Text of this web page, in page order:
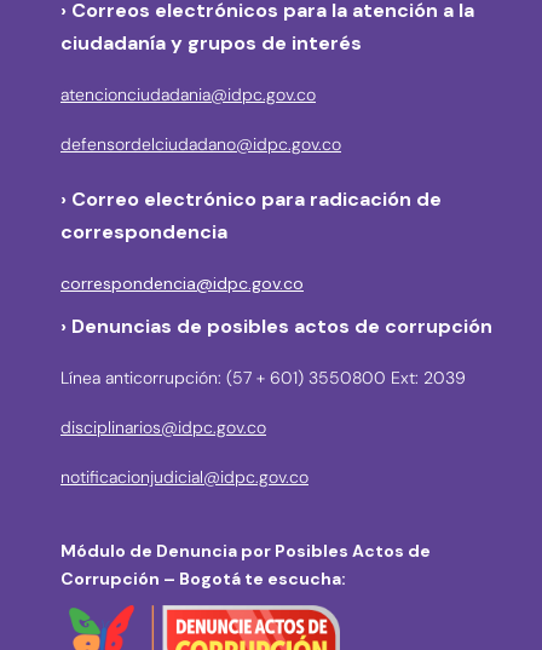
› Correos electrónicos para la atención a la
ciudadanía y grupos de interés
atencionciudadania@idpc.gov.co
defensordelciudadano@idpc.gov.co
› Correo electrónico para radicación de
correspondencia
correspondencia@idpc.gov.co
› Denuncias de posibles actos de corrupción
Línea anticorrupción: (57 + 601) 3550800 Ext: 2039
disciplinarios@idpc.gov.co
notificacionjudicial@idpc.gov.co
Módulo de Denuncia por Posibles Actos de
Corrupción – Bogotá te escucha: